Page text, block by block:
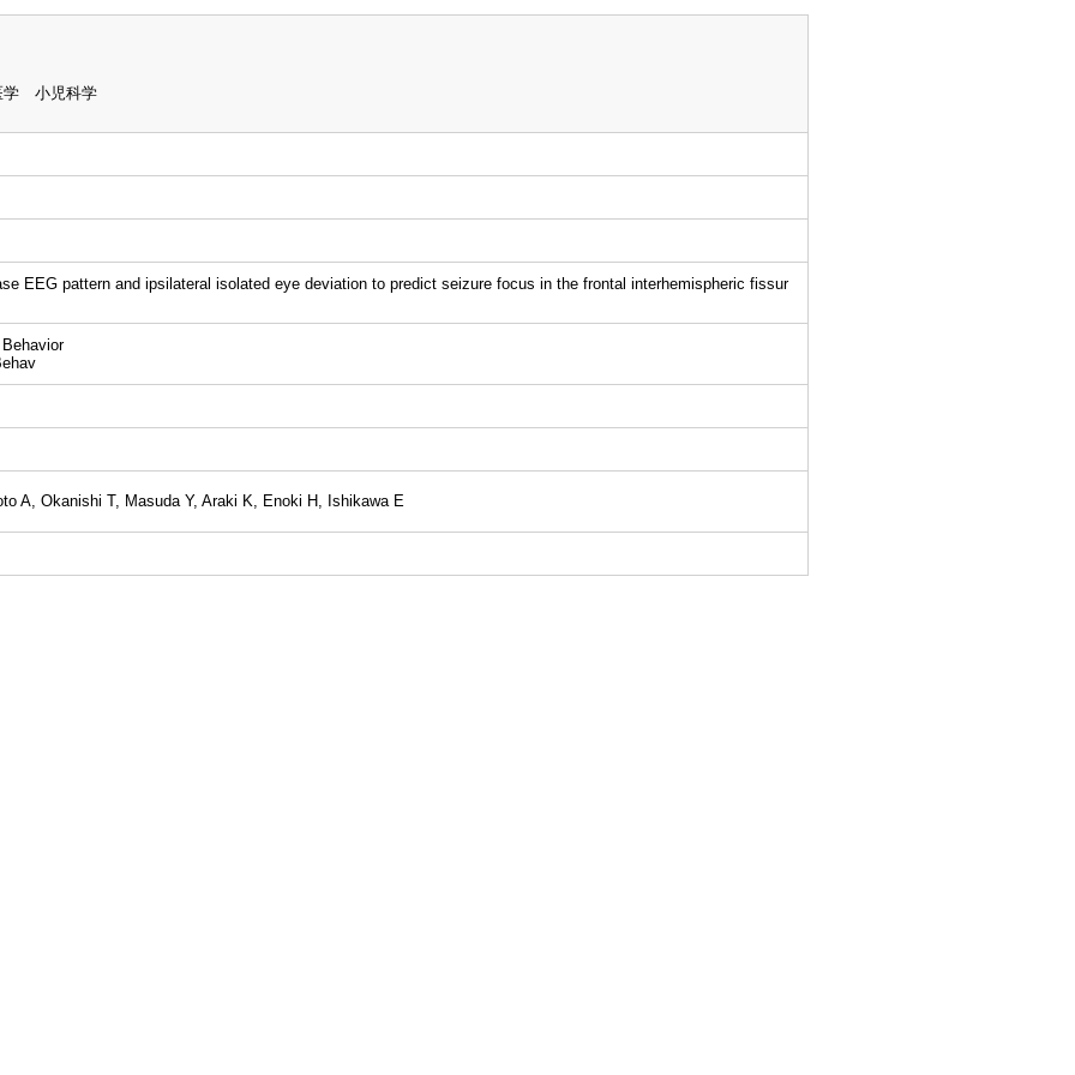
学 小児科学
EEG pattern and ipsilateral isolated eye deviation to predict seizure focus in the frontal interhemispheric fissur
A, Okanishi T, Masuda Y, Araki K, Enoki H, Ishikawa E